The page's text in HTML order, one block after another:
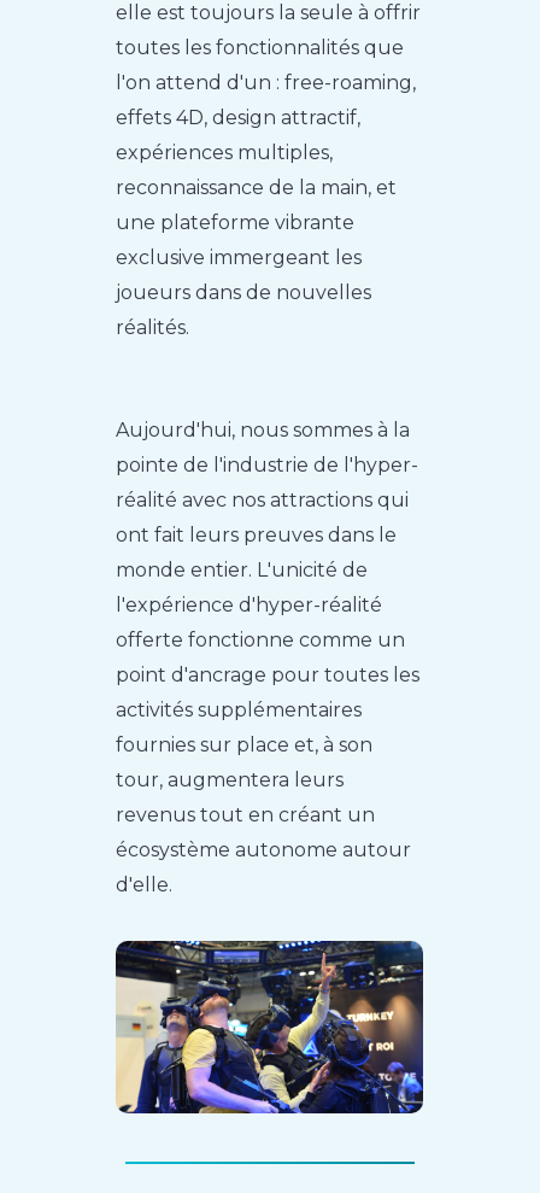
elle est toujours la seule à offrir
toutes les fonctionnalités que
l'on attend d'un : free-roaming,
effets 4D, design attractif,
expériences multiples,
reconnaissance de la main, et
une plateforme vibrante
exclusive immergeant les
joueurs dans de nouvelles
réalités.
Aujourd'hui, nous sommes à la
pointe de l'industrie de l'hyper-
réalité avec nos attractions qui
ont fait leurs preuves dans le
monde entier. L'unicité de
l'expérience d'hyper-réalité
offerte fonctionne comme un
point d'ancrage pour toutes les
activités supplémentaires
fournies sur place et, à son
tour, augmentera leurs
revenus tout en créant un
écosystème autonome autour
d'elle.